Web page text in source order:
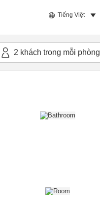
Tiếng Việt
2 khách trong mỗi phòng